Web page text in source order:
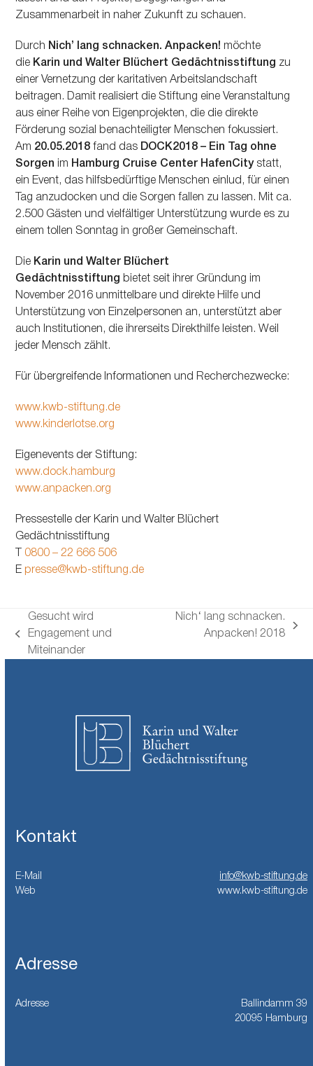
Zusammenarbeit in naher Zukunft zu schauen.
Durch Nichʼ lang schnacken. Anpacken! möchte
die Karin und Walter Blüchert Gedächtnisstiftung zu
einer Vernetzung der karitativen Arbeitslandschaft
beitragen. Damit realisiert die Stiftung eine Veranstaltung
aus einer Reihe von Eigenprojekten, die die direkte
Förderung sozial benachteiligter Menschen fokussiert.
Am 20.05.2018 fand das DOCK2018 – Ein Tag ohne
Sorgen
im Hamburg Cruise Center HafenCitystatt,
ein Event, das hilfsbedürftige Menschen einlud, für einen
Tag anzudocken und die Sorgen fallen zu lassen. Mit ca.
2.500 Gästen und vielfältiger Unterstützung wurde es zu
einem tollen Sonntag in großer Gemeinschaft.
Die Karin und Walter Blüchert
Gedächtnisstiftung bietet seit ihrer Gründung im
November 2016 unmittelbare und direkte Hilfe und
Unterstützung von Einzelpersonen an, unterstützt aber
auch Institutionen, die ihrerseits Direkthilfe leisten. Weil
jeder Mensch zählt.
Für übergreifende Informationen und Recherchezwecke:
www.kwb-stiftung.de
www.kinderlotse.org
Eigenevents der Stiftung:
www.dock.hamburg
www.anpacken.org
Pressestelle der Karin und Walter Blüchert
Gedächtnisstiftung
0800 – 22 666 506
E presse@kwb-stiftung.de
vorheriger
Beitrag:
Gesucht wird
Engagement und
Miteinander
Nächster
Nich‘ lang schnacken.
Anpacken! 2018
Kontakt
E-Mail
info@kwb-stiftung.de
Web
www.kwb-stiftung.de
Adresse
Adresse
Ballindamm 39
20095 Hamburg